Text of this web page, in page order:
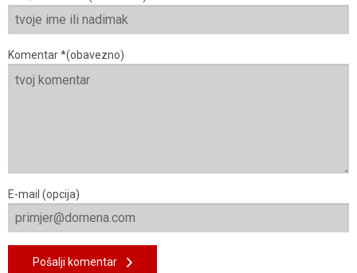
Komentar *(obavezno)
E-mail (opcija)
Pošalji komentar